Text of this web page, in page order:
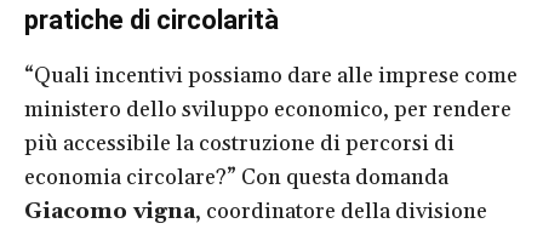
pratiche di circolarità
“Quali incentivi possiamo dare alle imprese come
ministero dello sviluppo economico, per rendere
più accessibile la costruzione di percorsi di
economia circolare?” Con questa domanda
Giacomo vigna, coordinatore della divisione